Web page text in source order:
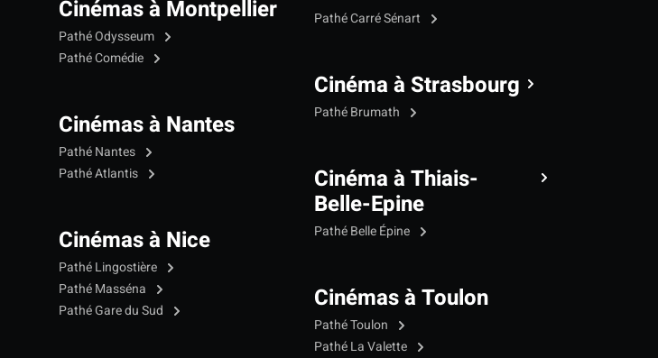
Cinémas à Montpellier
Pathé Odysseum
Pathé Comédie
Cinémas à Nantes
Pathé Nantes
Pathé Atlantis
Cinémas à Nice
Pathé Lingostière
Pathé Masséna
Pathé Gare du Sud
Pathé Carré Sénart
Cinéma à Strasbourg
Pathé Brumath
Cinéma à Thiais-
Belle-Epine
Pathé Belle Épine
Cinémas à Toulon
Pathé Toulon
Pathé La Valette